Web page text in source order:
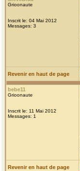
Grioonaute
Inscrit le: 04 Mai 2012
Messages: 3
Revenir en haut de page
bebe11
Grioonaute
Inscrit le: 11 Mai 2012
Messages: 1
Revenir en haut de page